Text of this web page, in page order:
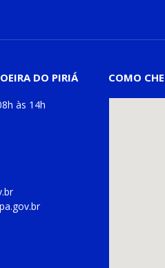
DO PIRIÁ
às 14h
COMO